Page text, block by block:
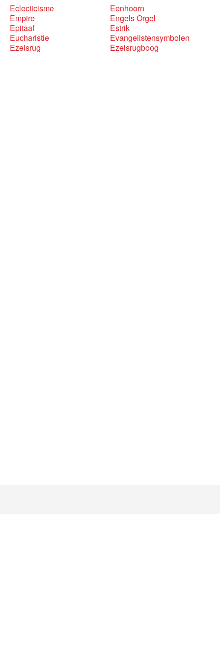
Eclecticisme
Eenhoorn
Empire
Engels Orgel
Epitaaf
Estrik
Eucharistie
Evangelistensymbolen
Ezelsrug
Ezelsrugboog